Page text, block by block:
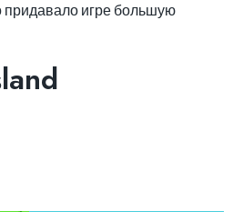
придавало игре большую